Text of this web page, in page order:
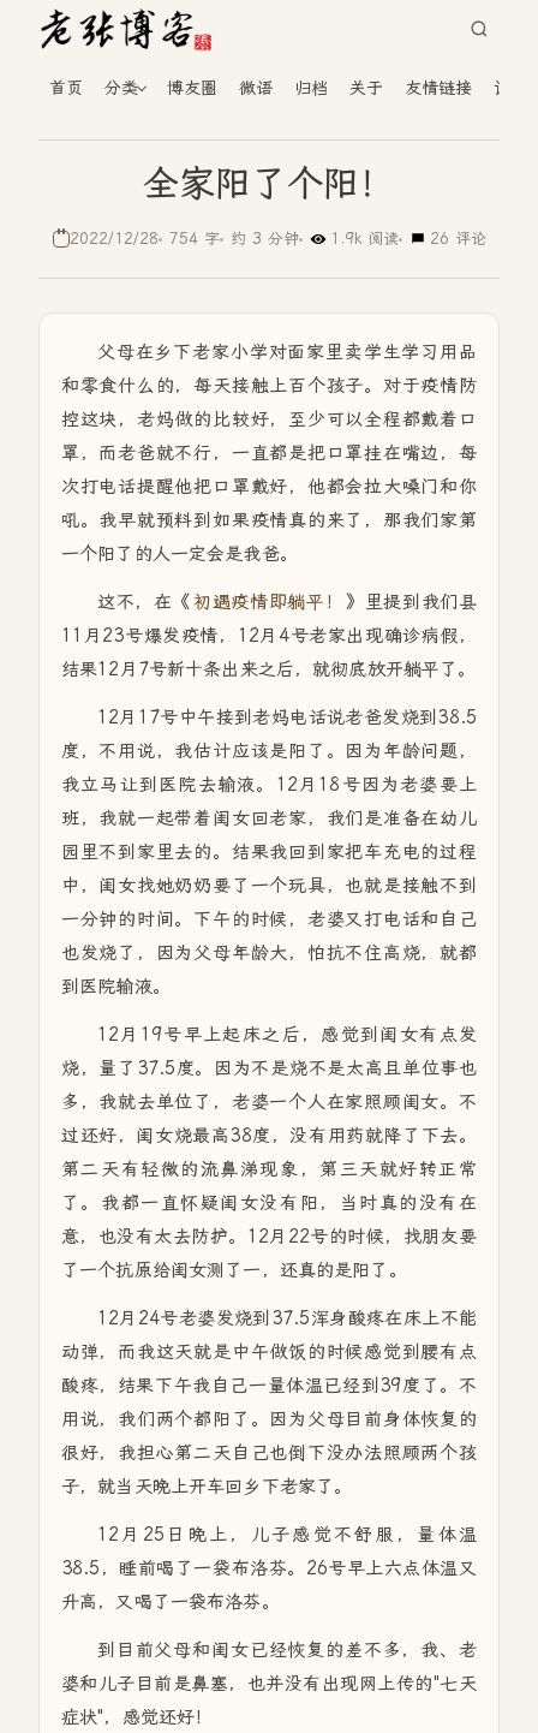
首页 分类 博友圈 微语 归档 关于 友情链接 读者
全家阳了个阳！
2022/12/28 754 字 约 3 分钟 1.9k 阅读 26 评论
父母在乡下老家小学对面家里卖学生学习用品
和零食什么的，每天接触上百个孩子。对于疫情防
控这块，老妈做的比较好，至少可以全程都戴着口
罩，而老爸就不行，一直都是把口罩挂在嘴边，每
次打电话提醒他把口罩戴好，他都会拉大嗓门和你
吼。我早就预料到如果疫情真的来了，那我们家第
一个阳了的人一定会是我爸。
这不，在《初遇疫情即躺平！
》里提到我们县
11月23号爆发疫情，12月4号老家出现确诊病假，
结果12月7号新十条出来之后，就彻底放开躺平了。
12月17号中午接到老妈电话说老爸发烧到38.5
度，不用说，我估计应该是阳了。因为年龄问题，
我立马让到医院去输液。12月18号因为老婆要上
班，我就一起带着闺女回老家，我们是准备在幼儿
园里不到家里去的。结果我回到家把车充电的过程
中，闺女找她奶奶要了一个玩具，也就是接触不到
一分钟的时间。下午的时候，老婆又打电话和自己
也发烧了，因为父母年龄大，怕抗不住高烧，就都
到医院输液。
12月19号早上起床之后，感觉到闺女有点发
烧，量了37.5度。因为不是烧不是太高且单位事也
多，我就去单位了，老婆一个人在家照顾闺女。不
过还好，闺女烧最高38度，没有用药就降了下去。
第二天有轻微的流鼻涕现象，第三天就好转正常
了。我都一直怀疑闺女没有阳，当时真的没有在
意，也没有太去防护。12月22号的时候，找朋友要
了一个抗原给闺女测了一，还真的是阳了。
12月24号老婆发烧到37.5浑身酸疼在床上不能
动弹，而我这天就是中午做饭的时候感觉到腰有点
酸疼，结果下午我自己一量体温已经到39度了。不
用说，我们两个都阳了。因为父母目前身体恢复的
很好，我担心第二天自己也倒下没办法照顾两个孩
子，就当天晚上开车回乡下老家了。
12月25日晚上，儿子感觉不舒服，量体温
38.5，睡前喝了一袋布洛芬。26号早上六点体温又
升高，又喝了一袋布洛芬。
到目前父母和闺女已经恢复的差不多，我、老
婆和儿子目前是鼻塞，也并没有出现网上传的"七天
症状"，感觉还好！